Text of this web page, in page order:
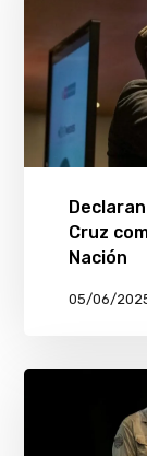
Cruz
Nación
05/06/